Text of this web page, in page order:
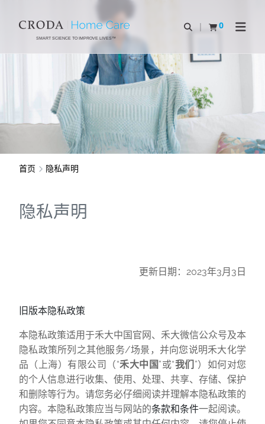
CONTENTSMART SCIENCE TO IMPROVE LIVES™
Open Search
0
查看购物车Open
首页 隐私声明
隐私声明
更新日期：2023年3月3日
旧版本隐私政策
本隐私政策适用于禾大中国官网、禾大微信公众号及本
隐私政策所列之其他服务/场景，并向您说明禾大化学
品（上海）有限公司（“禾大中国”或“我们 ”）如何对您
的个人信息进行收集、使用、处理、共享、存储、保护
和删除等行为。请您务必仔细阅读并理解本隐私政策的
内容。本隐私政策应当与网站的条款和条件一起阅读。